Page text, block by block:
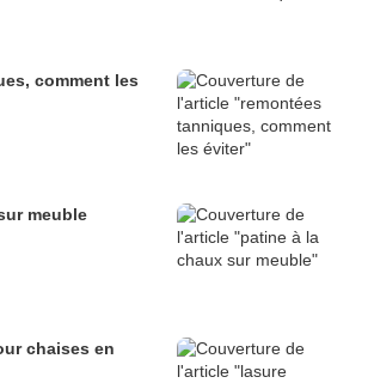
comment les
meuble
chaises en